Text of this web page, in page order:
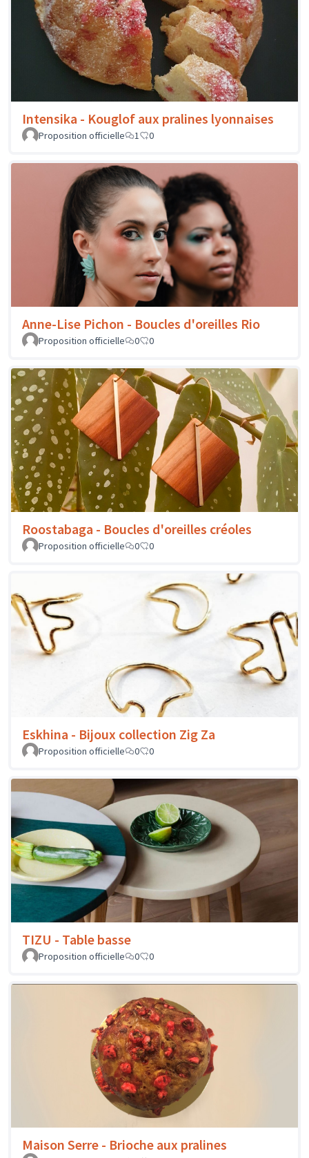
Intensika - Kouglof aux pralines lyonnaises
Proposition officielle 1 0
Anne-Lise Pichon - Boucles d'oreilles Rio
Proposition officielle 0 0
Roostabaga - Boucles d'oreilles créoles
Proposition officielle 0 0
Eskhina - Bijoux collection Zig Za
Proposition officielle 0 0
TIZU - Table basse
Proposition officielle 0 0
Maison Serre - Brioche aux pralines